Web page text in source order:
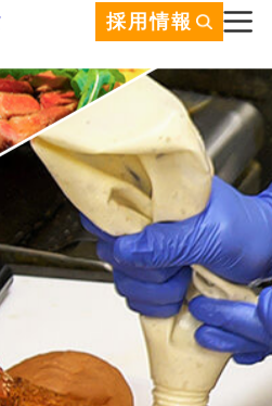
お客様の個人情報の
取り扱いについて
お問い合わせ
サイトマップ
採用情報